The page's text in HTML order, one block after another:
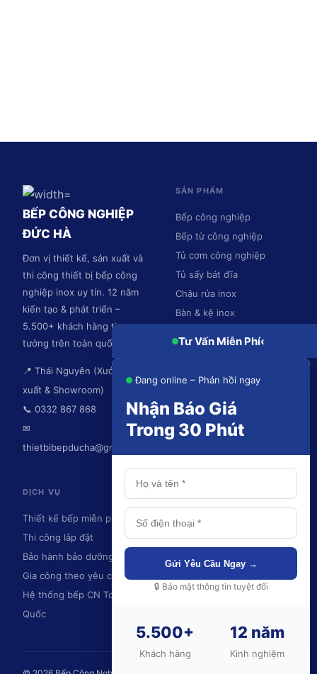
BẾP CÔNG NGHIỆP
ĐỨC HÀ
Đơn vị thiết kế, sản xuất và
thi công thiết bị bếp công
nghiệp inox uy tín. 12 năm
kiến tạo & phát triển –
5.500+ khách hàng tin
tưởng trên toàn quốc.
📍 Thái Nguyên (Xưởng sản
xuất & Showroom)
📞 0332 867 868
✉
thietbibepducha@gmail.com
SẢN PHẨM
Bếp công nghiệp
Bếp từ công nghiệp
Tủ cơm công nghiệp
Tủ sấy bát đĩa
Chậu rửa inox
Bàn & kệ inox
DỊCH VỤ
Thiết kế bếp miễn phí
Thi công lắp đặt
Bảo hành bảo dưỡng
Gia công theo yêu cầu
Hệ thống bếp CN Toàn
Quốc
Thái Nguyên
Hà Nội
Quảng Ninh
💬
Tư Vấn Miễn Phí‹
Đang online – Phản hồi ngay
Nhận Báo Giá
Trong 30 Phút
Gửi Yêu Cầu Ngay →
🔒 Bảo mật thông tin tuyệt đối
5.500+
Khách hàng
12 năm
Kinh nghiệm